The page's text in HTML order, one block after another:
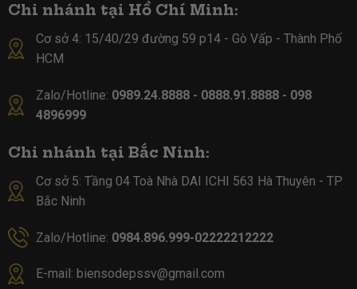
Chi nhánh tại Hồ Chí Minh:
Cơ sở 4: 15/40/29 đường 59 p14 - Gò Vấp - Thành Phố
HCM
Zalo/Hotline: 0989.24.8888 - 0888.91.8888 - 098
4896999
Chi nhánh tại Bắc Ninh:
Cơ sở 5: Tầng 04 Toà Nhà DAI ICHI 563 Hà Thuyên - TP
Bắc Ninh
Zalo/Hotline: 0984.896.999-02222212222
E-mail: biensodepssv@gmail.com